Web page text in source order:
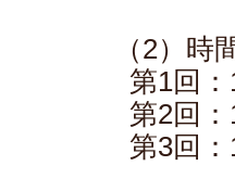
（2）時
第1回
第2回
第3回